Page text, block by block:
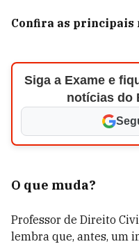
Confira as principais
Siga a Exame e
notícias do
O que muda?
Professor de Direito
lembra que, antes, um